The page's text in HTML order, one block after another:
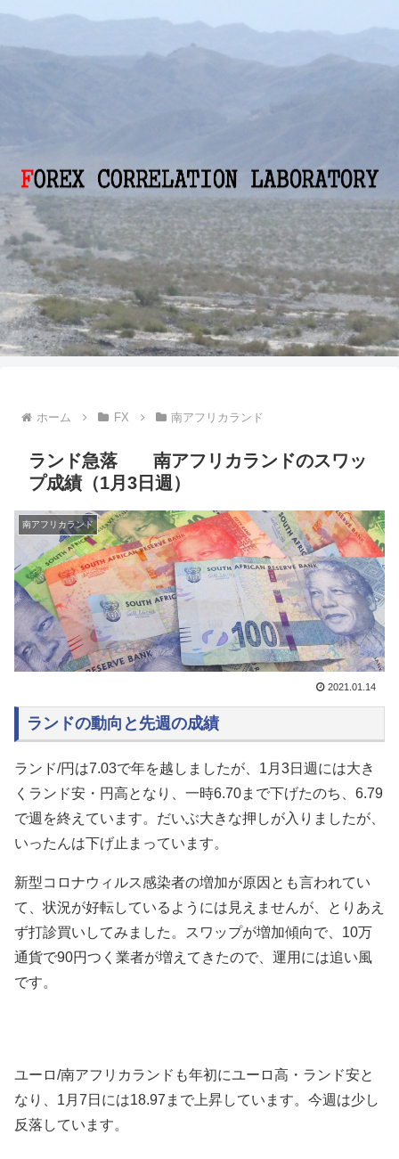
ホーム FX 南アフリカランド
ランド急落 南アフリカランドのスワッ
プ成績（1月3日週）
南アフリカランド
2021.01.14
ランドの動向と先週の成績
ランド/円は7.03で年を越しましたが、1月3日週には大き
くランド安・円高となり、一時6.70まで下げたのち、6.79
で週を終えています。だいぶ大きな押しが入りましたが、
いったんは下げ止まっています。
新型コロナウィルス感染者の増加が原因とも言われてい
て、状況が好転しているようには見えませんが、とりあえ
ず打診買いしてみました。スワップが増加傾向で、10万
通貨で90円つく業者が増えてきたので、運用には追い風
です。
ユーロ/南アフリカランドも年初にユーロ高・ランド安と
なり、1月7日には18.97まで上昇しています。今週は少し
反落しています。